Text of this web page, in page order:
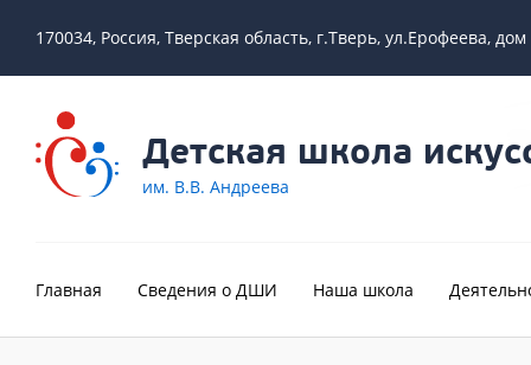
170034, Россия, Тверская область, г.Тверь, ул.Ерофеева,
Детская школа
им. В.В. Андреева
Главная Сведения о ДШИ Наша школа